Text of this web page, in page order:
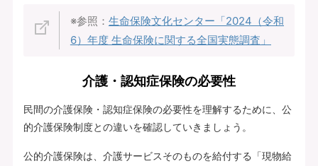
※参照： 生命保険文化センター「2024（令和
6）年度 生命保険に関する全国実態調査」
介護・認知症保険の必要性
民間の介護保険・認知症保険の必要性を理解するために、公
的介護保険制度との違いを確認していきましょう。
公的介護保険は、介護サービスそのものを給付する「現物給